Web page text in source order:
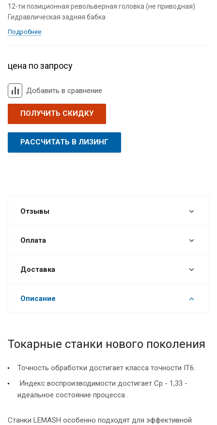
12-ти позиционная револьверная головка (не приводная)
Гидравлическая задняя бабка
Подробнее
цена по запросу
Добавить в сравнение
ПОЛУЧИТЬ СКИДКУ
РАССЧИТАТЬ В ЛИЗИНГ
Отзывы
Оплата
Доставка
Описание
Токарные станки нового поколения
Точность обработки достигает класса точности IT6.
Индекс воспроизводимости достигает Cp - 1,33 -
идеальное состояние процесса .
Станки LEMASH особенно подходят для эффективной